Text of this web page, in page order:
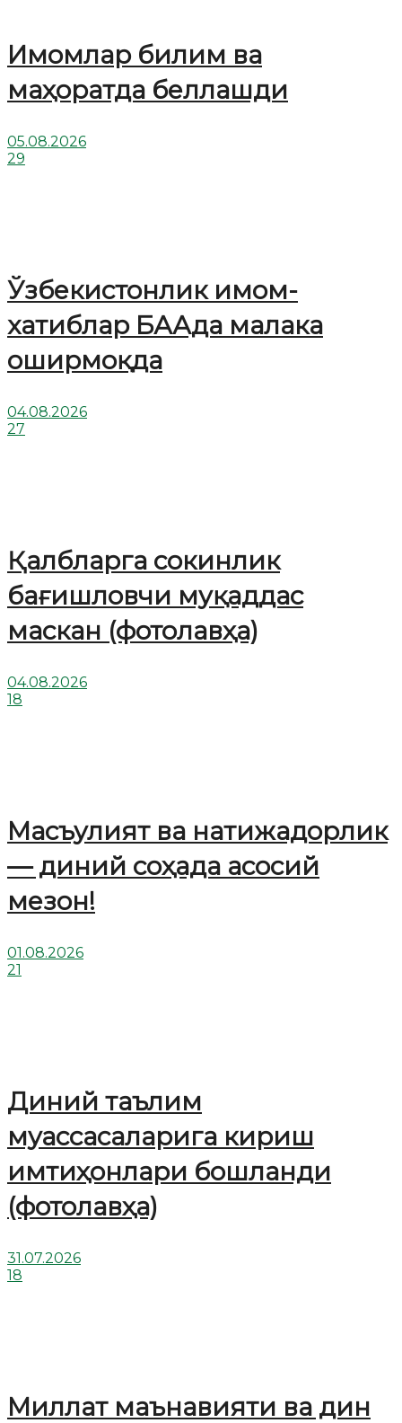
Имомлар билим ва
маҳоратда беллашди
05.08.2026
29
Ўзбекистонлик имом-
хатиблар БААда малака
оширмоқда
04.08.2026
27
Қалбларга сокинлик
бағишловчи муқаддас
маскан (фотолавҳа)
04.08.2026
18
Масъулият ва натижадорлик
— диний соҳада асосий
мезон!
01.08.2026
21
Диний таълим
муассасаларига кириш
имтиҳонлари бошланди
(фотолавҳа)
31.07.2026
18
Миллат маънавияти ва дин